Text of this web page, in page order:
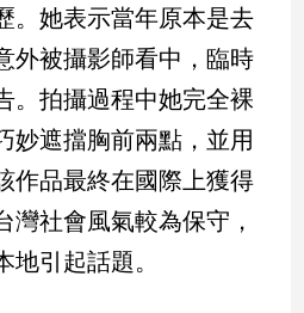
。她表示當年原本是去
外被攝影師看中，臨時
。拍攝過程中她完全裸
妙遮擋胸前兩點，並用
作品最終在國際上獲得
灣社會風氣較為保守，
地引起話題。